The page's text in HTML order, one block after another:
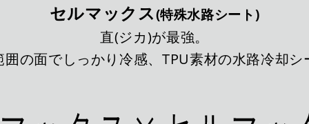
セルマックス(特殊水路シート)
直(ジカ)が最強。
囲の面でしっかり冷感、TPU素材の水路冷却シ